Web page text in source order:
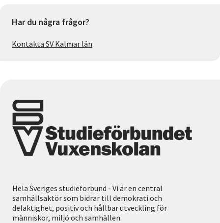
Har du några frågor?
Kontakta SV Kalmar län
Hela Sveriges studieförbund - Vi är en central
samhällsaktör som bidrar till demokrati och
delaktighet, positiv och hållbar utveckling för
människor, miljö och samhällen.